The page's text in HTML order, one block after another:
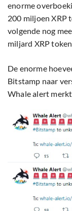
enorme
200 miljoen XRP
volgende nog
miljard XRP
De enorme
Bitstamp naar
Whale alert